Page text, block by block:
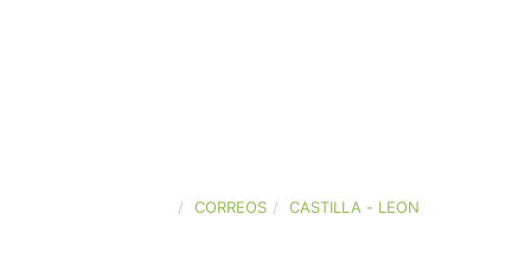
CORREOS CASTILLA - LEON